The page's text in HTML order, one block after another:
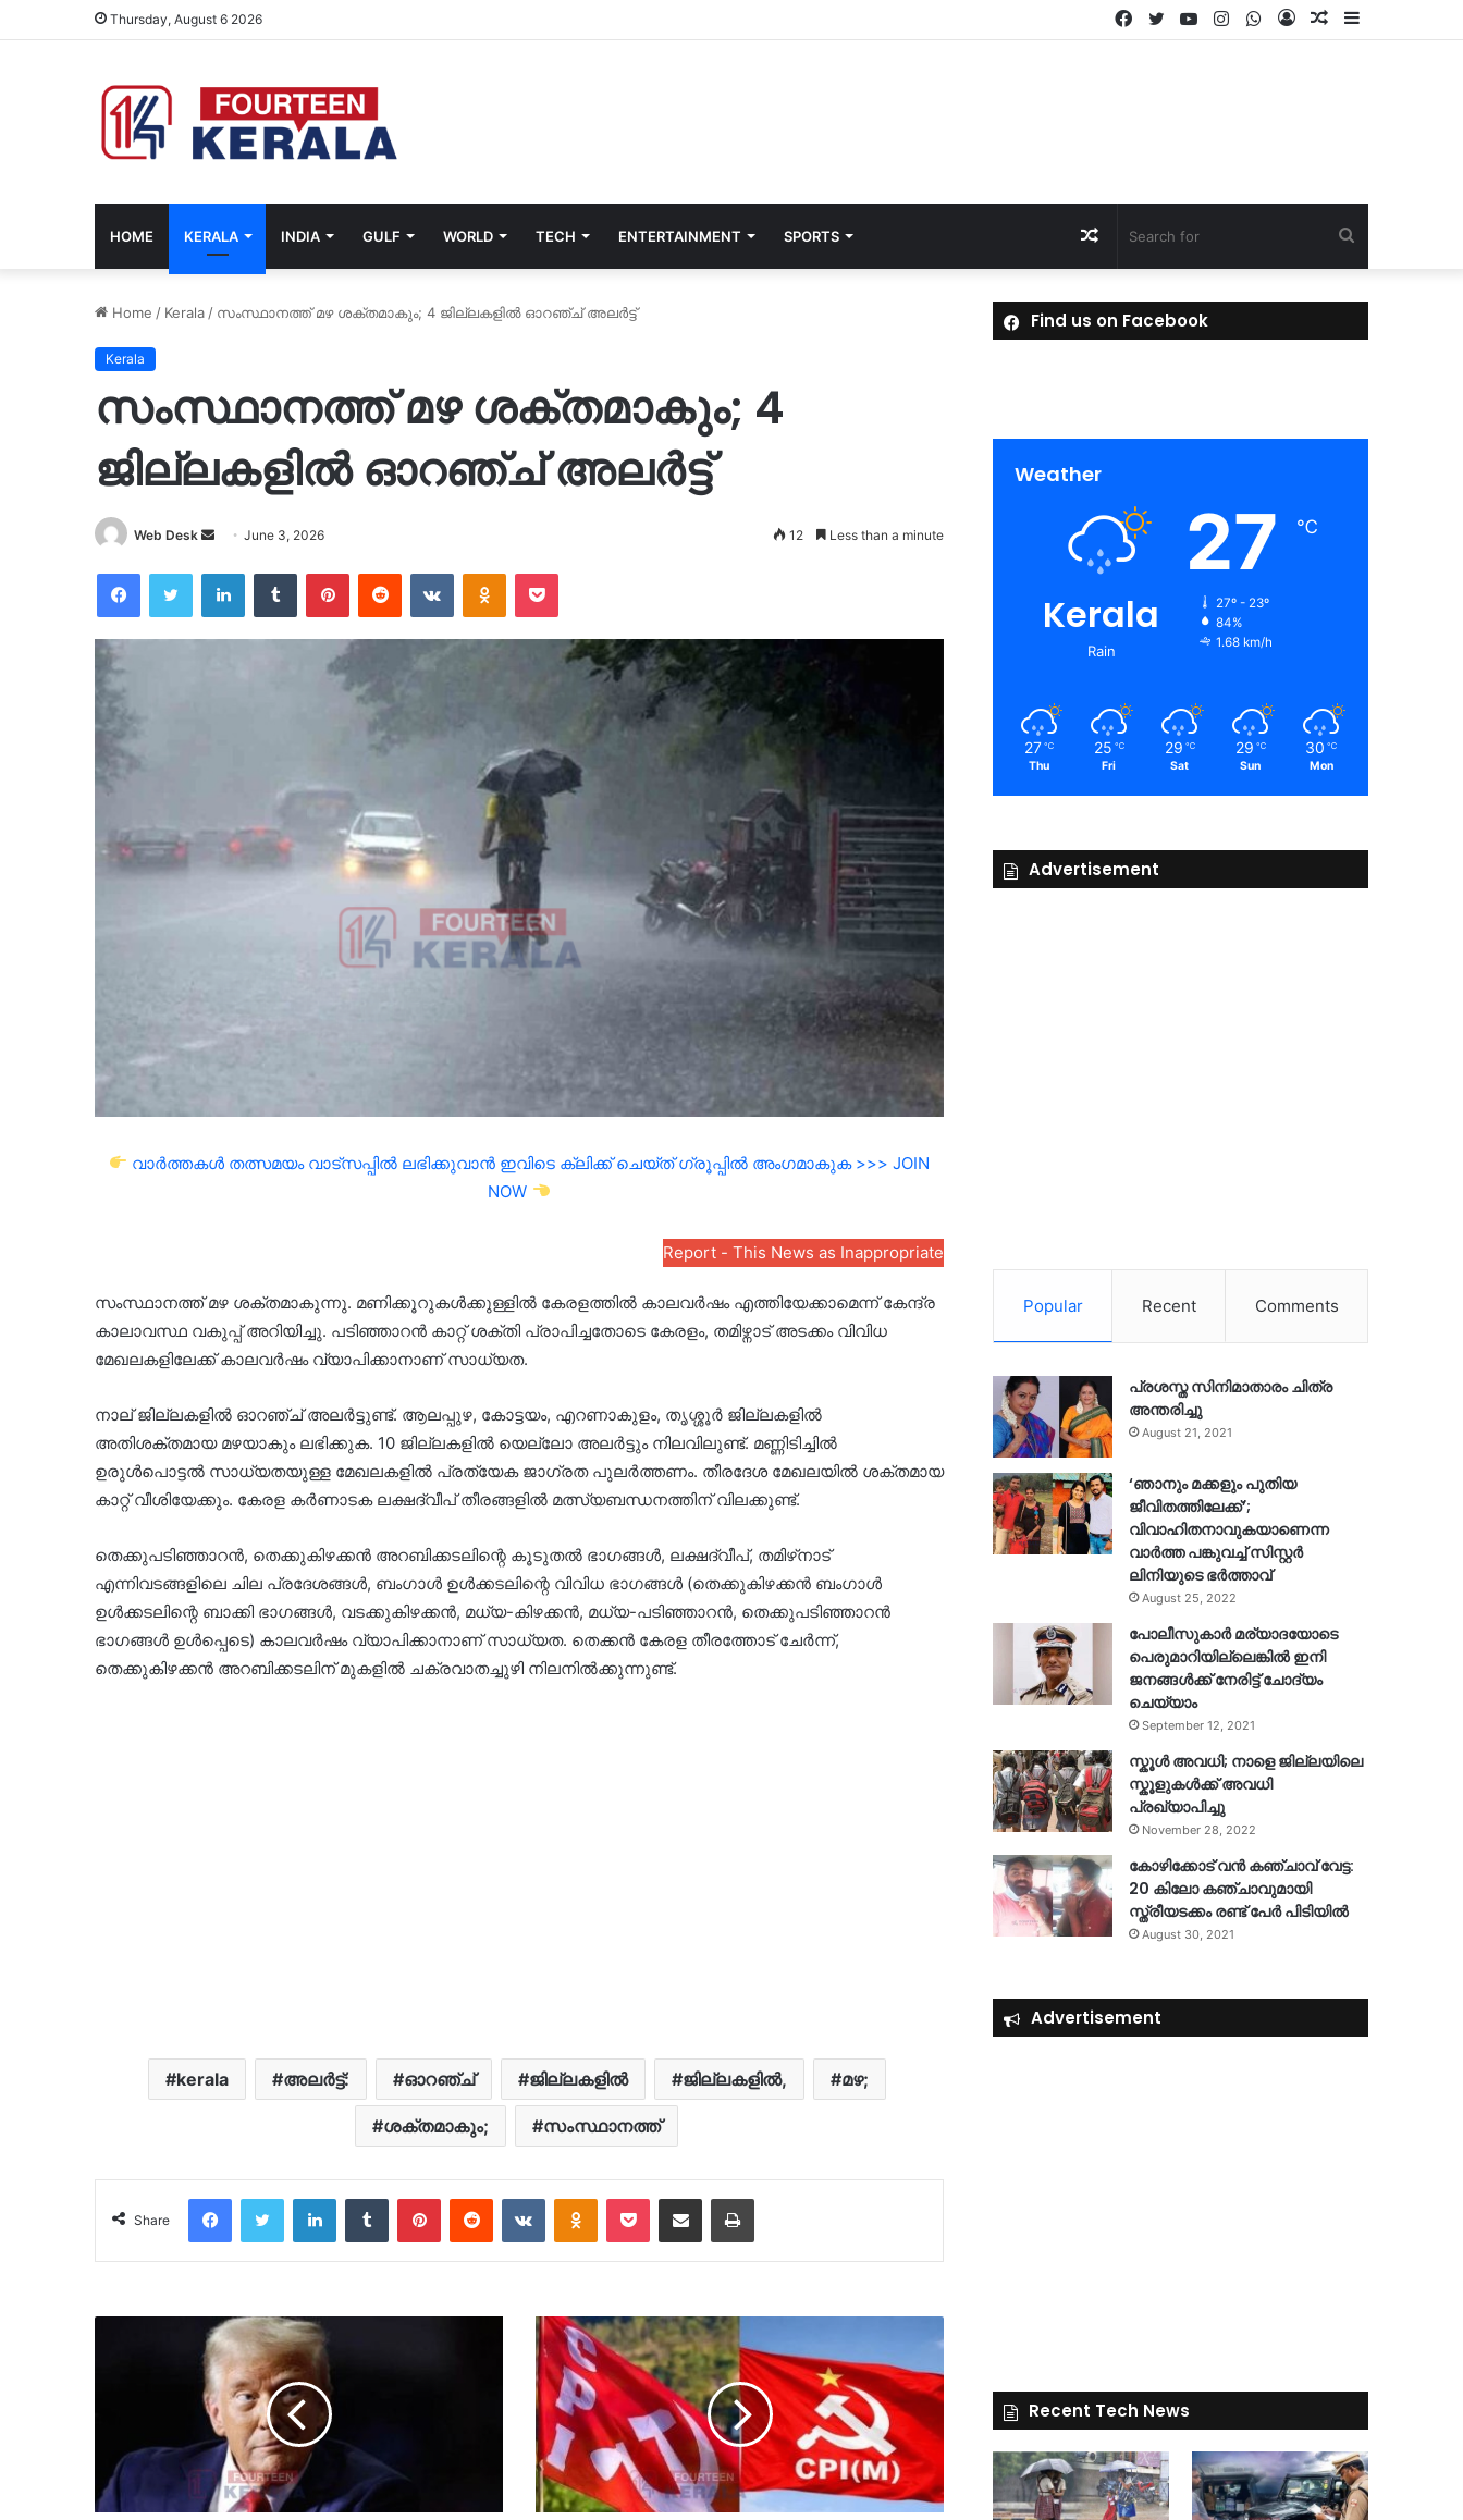
Thursday, August 6 2026 Sidebar
Random
Log
WhatsApp
Instagram
YouTube
Twitter
Facebook
HOME KERALA INDIA GULF WORLD TECH ENTERTAINMENT SPORTS
for
Random
Article
Home / Kerala / സംസ്ഥാനത്ത് മഴ ശക്തമാകും; 4 ജില്ലകളിൽ ഓറഞ്ച് അലർട്ട്
Kerala
സംസ്ഥാനത്ത് മഴ ശക്തമാകും; 4
ജില്ലകളിൽ ഓറഞ്ച് അലർട്ട്
Web Desk
Send
email
June 3, 2026 12 Less than a minute
FacebookTwitter LinkedInTumblr PinterestReddit VKontakteOdnoklassniki
Pocket
വാർത്തകൾ തത്സമയം വാട്സപ്പിൽ ലഭിക്കുവാൻ ഇവിടെ ക്ലിക്ക് ചെയ്ത് ഗ്രൂപ്പിൽ അംഗമാകുക >>> JOIN
NOW
Report - This News as Inappropriate
സംസ്ഥാനത്ത് മഴ ശക്തമാകുന്നു. മണിക്കൂറുകൾക്കുള്ളിൽ കേരളത്തിൽ കാലവർഷം എത്തിയേക്കാമെന്ന് കേന്ദ്ര
കാലാവസ്ഥ വകുപ്പ് അറിയിച്ചു. പടിഞ്ഞാറൻ കാറ്റ് ശക്തി പ്രാപിച്ചതോടെ കേരളം, തമിഴ്നാട് അടക്കം വിവിധ
മേഖലകളിലേക്ക് കാലവർഷം വ്യാപിക്കാനാണ് സാധ്യത.
നാല് ജില്ലകളിൽ ഓറഞ്ച് അലർട്ടുണ്ട്. ആലപ്പുഴ, കോട്ടയം, എറണാകുളം, തൃശ്ശൂർ ജില്ലകളിൽ
അതിശക്തമായ മഴയാകും ലഭിക്കുക. 10 ജില്ലകളിൽ യെല്ലോ അലർട്ടും നിലവിലുണ്ട്. മണ്ണിടിച്ചിൽ
ഉരുൾപൊട്ടൽ സാധ്യതയുള്ള മേഖലകളിൽ പ്രത്യേക ജാഗ്രത പുലർത്തണം. തീരദേശ മേഖലയിൽ ശക്തമായ
കാറ്റ് വീശിയേക്കും. കേരള കർണാടക ലക്ഷദ്വീപ് തീരങ്ങളിൽ മത്സ്യബന്ധനത്തിന് വിലക്കുണ്ട്.
തെക്കുപടിഞ്ഞാറൻ, തെക്കുകിഴക്കൻ അറബിക്കടലിന്റെ കൂടുതൽ ഭാഗങ്ങൾ, ലക്ഷദ്വീപ്, തമിഴ്‌നാട്
എന്നിവടങ്ങളിലെ ചില പ്രദേശങ്ങൾ, ബംഗാൾ ഉൾക്കടലിന്റെ വിവിധ ഭാഗങ്ങൾ (തെക്കുകിഴക്കൻ ബംഗാൾ
ഉൾക്കടലിന്റെ ബാക്കി ഭാഗങ്ങൾ, വടക്കുകിഴക്കൻ, മധ്യ-കിഴക്കൻ, മധ്യ-പടിഞ്ഞാറൻ, തെക്കുപടിഞ്ഞാറൻ
ഭാഗങ്ങൾ ഉൾപ്പെടെ) കാലവർഷം വ്യാപിക്കാനാണ് സാധ്യത. തെക്കൻ കേരള തീരത്തോട് ചേർന്ന്,
തെക്കുകിഴക്കൻ അറബിക്കടലിന് മുകളിൽ ചക്രവാതച്ചുഴി നിലനിൽക്കുന്നുണ്ട്.
kerala അലർട്ട്: ഓറഞ്ച് ജില്ലകളില്‍ ജില്ലകളില്‍, മഴ;
ശക്തമാകും; സംസ്ഥാനത്ത്
Share
FacebookTwitter LinkedInTumblr PinterestReddit VKontakteOdnoklassniki
Pocket Share via Email Print
Find us on Facebook
Weather
Kerala
Rain
27 ℃
27º - 23º
84%
1.68 km/h
27 ℃
Thu
25 ℃
Fri
29 ℃
Sat
29 ℃
Sun
30 ℃
Mon
Advertisement
Popular Recent Comments
പ്രശസ്ത സിനിമാതാരം ചിത്ര
അന്തരിച്ചു
August 21, 2021
‘ഞാനും മക്കളും പുതിയ
ജീവിതത്തിലേക്ക്’;
വിവാഹിതനാവുകയാണെന്ന
വാർത്ത പങ്കുവച്ച് സിസ്റ്റർ
ലിനിയുടെ ഭർത്താവ്
August 25, 2022
പോലീസുകാര്‍ മര്യാദയോടെ
പെരുമാറിയില്ലെങ്കില്‍ ഇനി
ജനങ്ങള്‍ക്ക് നേരിട്ട് ചോദ്യം
ചെയ്യാം
September 12, 2021
സ്കൂൾ അവധി; നാളെ ജില്ലയിലെ
സ്കൂളുകൾക്ക് അവധി
പ്രഖ്യാപിച്ചു
November 28, 2022
കോഴിക്കോട് വൻ കഞ്ചാവ് വേട്ട:
20 കിലോ കഞ്ചാവുമായി
സ്ത്രീയടക്കം രണ്ട് പേർ പിടിയിൽ
August 30, 2021
Advertisement
Recent Tech News